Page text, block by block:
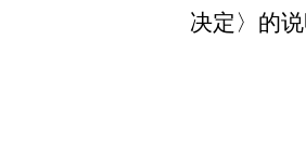
决定〉的